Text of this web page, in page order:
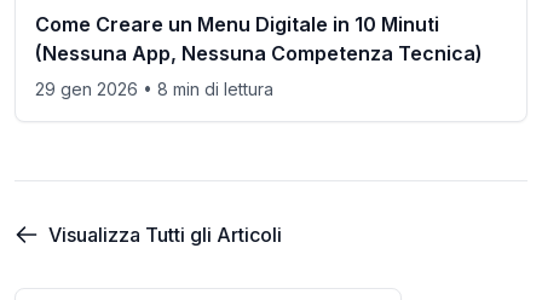
Come Creare un Menu Digitale in 10 Minuti
(Nessuna App, Nessuna Competenza Tecnica)
29 gen 2026 • 8 min di lettura
Visualizza Tutti gli Articoli